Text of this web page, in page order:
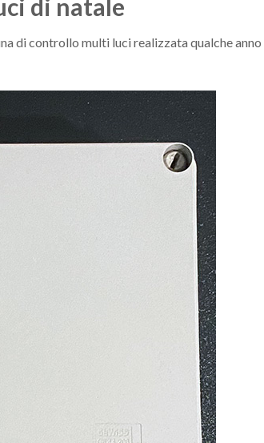
di natale
di controllo multi luci realizzata qualche anno